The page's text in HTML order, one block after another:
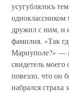
усугублялось
одноклассником
дружил с ним, и
фамилия. «Так
Мариуполе?» —
свидетель
повезло, что он
набрался страха